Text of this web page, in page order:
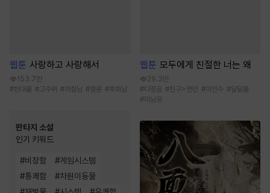
웹툰 사랑하고 사랑해서
153.7만
#현대물 #고수위 #까칠남 #절륜 #후회남
판타지 소설
인기 키워드
#비장함 #게임시스템
#통쾌함 #차원이동물
웹툰 모두에게 친절한 너는 왜
29.3만
#다정공 #친구>연인 #미인수 #달달물
#미남공